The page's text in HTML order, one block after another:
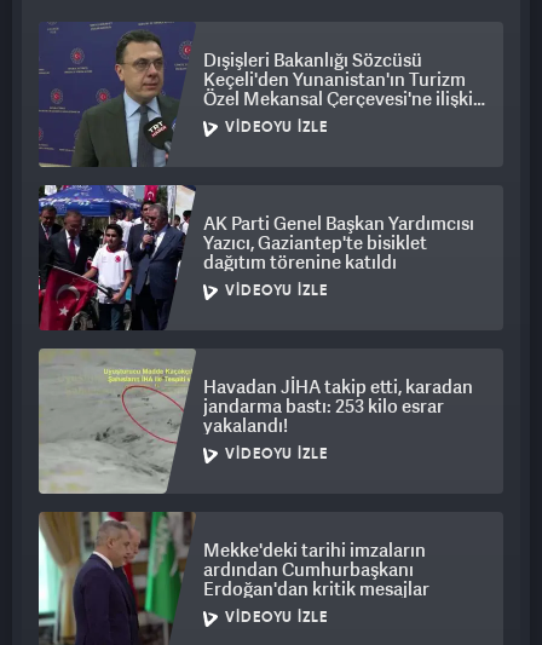
Dışişleri Bakanlığı Sözcüsü
Keçeli'den Yunanistan'ın Turizm
Özel Mekansal Çerçevesi'ne ilişkin
açıklama
VIDEOYU İZLE
AK Parti Genel Başkan Yardımcısı
Yazıcı, Gaziantep'te bisiklet
dağıtım törenine katıldı
VIDEOYU İZLE
Havadan JİHA takip etti, karadan
jandarma bastı: 253 kilo esrar
yakalandı!
VIDEOYU İZLE
Mekke'deki tarihi imzaların
ardından Cumhurbaşkanı
Erdoğan'dan kritik mesajlar
VIDEOYU İZLE